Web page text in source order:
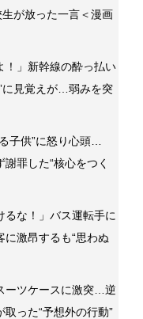
生が放った一言＜漫画
！」新幹線の酔っ払い
に見覚えが…弱みを突
子供”に怒り心頭…
謝罪した“核心をつく
るな！」バス運転手に
激昂するも“思わぬ
ーツケースに激突…逆
った“予想外の行動”